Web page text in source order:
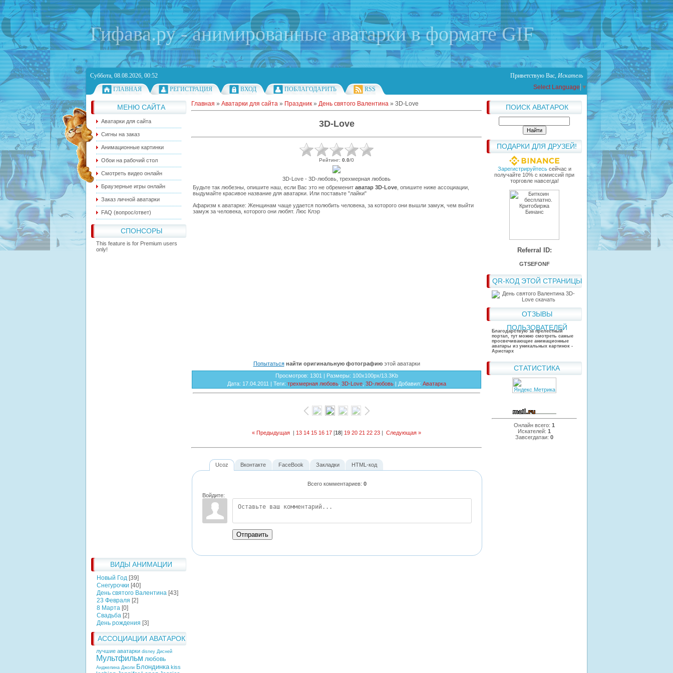
Гифава.ру - анимированные аватарки в формате GIF
Суббота, 08.08.2026, 00:52 Приветствую Вас, Искатель
ГЛАВНАЯ
РЕГИСТРАЦИЯ ВХОД ПОБЛАГОДАРИТЬ RSS Select Language ▼
МЕНЮ САЙТА
Аватарки для сайта
Сигны на заказ
Анимационные картинки
Обои на рабочий стол
Смотреть видео онлайн
Браузерные игры онлайн
Заказ личной аватарки
FAQ (вопрос/ответ)
СПОНСОРЫ
This feature is for Premium users
only!
ВИДЫ АНИМАЦИИ
Новый Год [39]
Снегурочки [40]
День святого Валентина [43]
23 Февраля [2]
8 Марта [0]
Свадьба [2]
День рождения [3]
АССОЦИАЦИИ АВАТАРОК
лучшие аватарки disney Дисней
Мультфильм любовь
Анджелина Джоли Блондинка kiss
ПОИСК АВАТАРОК
ПОДАРКИ ДЛЯ ДРУЗЕЙ!
Зарегистрируйтесьсейчас и
получайте 10% с комиссий при
торговле навсегда!
Referral ID:
GTSEFONF
QR-КОД ЭТОЙ СТРАНИЦЫ
ОТЗЫВЫ
ПОЛЬЗОВАТЕЛЕЙ
Благодарствую за прелестный
портал, тут можно смотреть самые
просвечивающие анимационные
аватары из уникальных картинок -
Аристарх
СТАТИСТИКА
Онлайн всего: 1
Искателей: 1
Завсегдатаи: 0
Главная » Аватарки для сайта » Праздник » День святого Валентина » 3D-Love
3D-Love
Рейтинг: 0.0/0
3D-Love - 3D-любовь, трехмерная любовь
Будьте так любезны, опишите наш, если Вас это не обременит аватар 3D-Love , опишите ниже ассоциации,
выдумайте красивое название для аватарки. Или поставьте "лайки"
Афаризм к аватарке: Женщинам чаще удается полюбить человека, за которого они вышли замуж, чем выйти
замуж за человека, которого они любят. Люс Клэр
Попытаться найти оригинальную фотографиюэтой аватарки
Просмотров: 1301 | Размеры: 100x100px/13.3Kb
Дата: 17.04.2011 | Теги: трехмерная любовь, 3D-Love, 3D-любовь| Добавил: Аватарка
« Предыдущая | 13 14 15 16 17 [18] 19 20 21 22 23 | Следующая »
Ucoz
Всего комментариев: 0
Войдите:
Отправить
Вконтакте FaceBook Закладки HTML-код